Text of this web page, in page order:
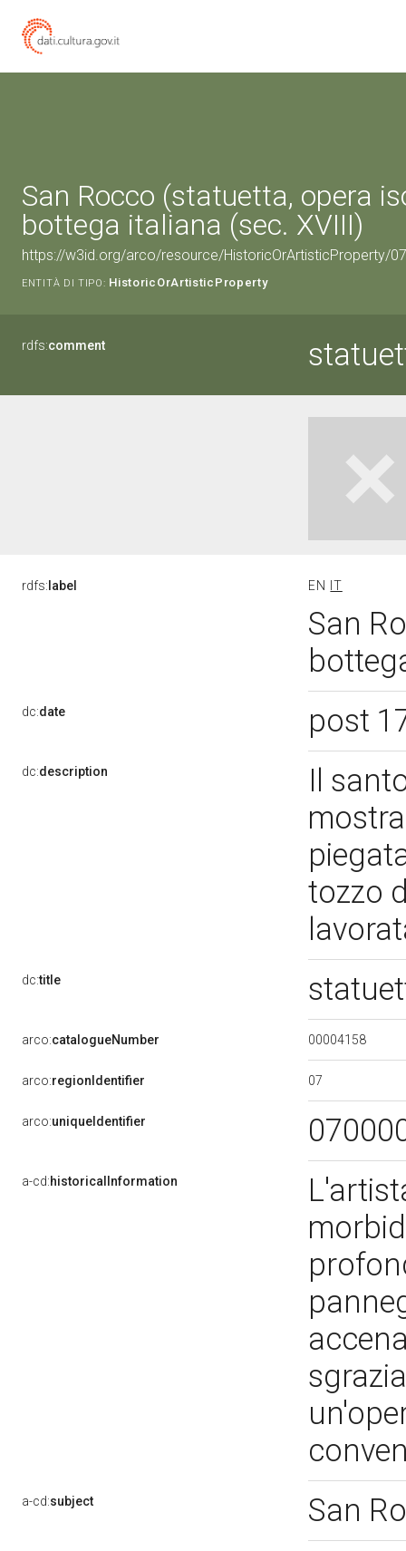
San Rocco (statuetta, opera
bottega italiana (sec. XVIII)
https://w3id.org/arco/resource/HistoricOrArtisticProperty/
ENTITÀ DI TIPO: HistoricOrArtisticProperty
rdfs:comment
rdfs: label EN IT
San
dc:date post
dc:description
Il
tozzo
dc:title
arco:catalogueNumber 00004158
arco:regionIdentifier 07
arco:uniqueIdentifier
a-cd:historicalInformation
a-cd:subject San